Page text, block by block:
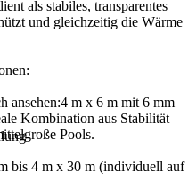
als stabiles, transparentes
und gleichzeitig die Wärme
ansehen:4 m x 6 m mit 6 mm
Kombination aus Stabilität
Pools.
bis 4 m x 30 m (individuell auf